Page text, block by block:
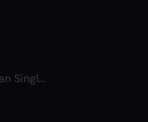
Erika Ikuta Lancarkan Single Baharu 'Nyantokanyaruru' untuk Buku Kanak-kanak 'Fumikiri Neko'